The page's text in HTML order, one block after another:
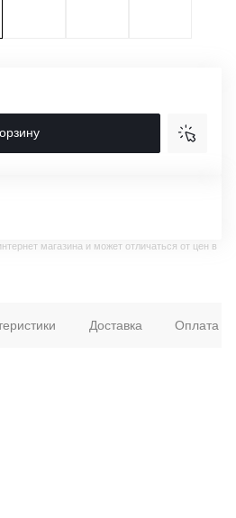
магазина и может отличаться от цен в
Доставка Оплата